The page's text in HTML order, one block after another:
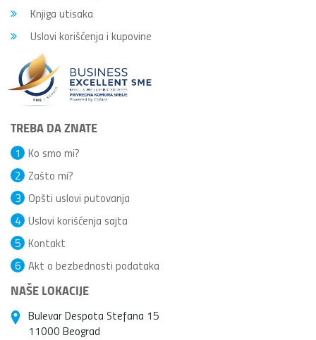
Knjiga utisaka
Uslovi korišćenja i kupovine
TREBA DA ZNATE
Ko smo mi?
1
Zašto mi?
2
Opšti uslovi putovanja
3
Uslovi korišćenja sajta
4
Kontakt
5
Akt o bezbednosti podataka
6
NAŠE LOKACIJE
Bulevar Despota Stefana 15
11000 Beograd